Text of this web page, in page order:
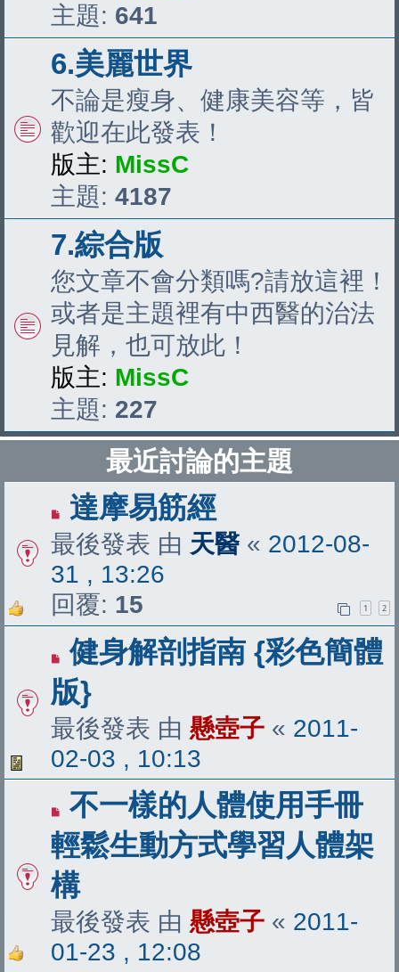
主題: 641
6.美麗世界
不論是瘦身、健康美容等，皆
歡迎在此發表！
版主: MissC
主題: 4187
7.綜合版
您文章不會分類嗎?請放這裡！
或者是主題裡有中西醫的治法
見解，也可放此！
版主: MissC
主題: 227
最近討論的主題
達摩易筋經
最後發表 由 天醫 « 2012-08-
31 , 13:26
回覆: 15 1 2
健身解剖指南 {彩色簡體
版}
最後發表 由 懸壺子 « 2011-
02-03 , 10:13
不一樣的人體使用手冊
輕鬆生動方式學習人體架
構
最後發表 由 懸壺子 « 2011-
01-23 , 12:08